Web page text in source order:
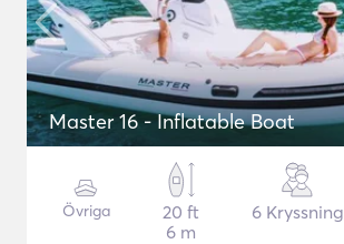
Master 16 - Inflatable Boat
Övriga
20 ft
6 m
6 Kryssning